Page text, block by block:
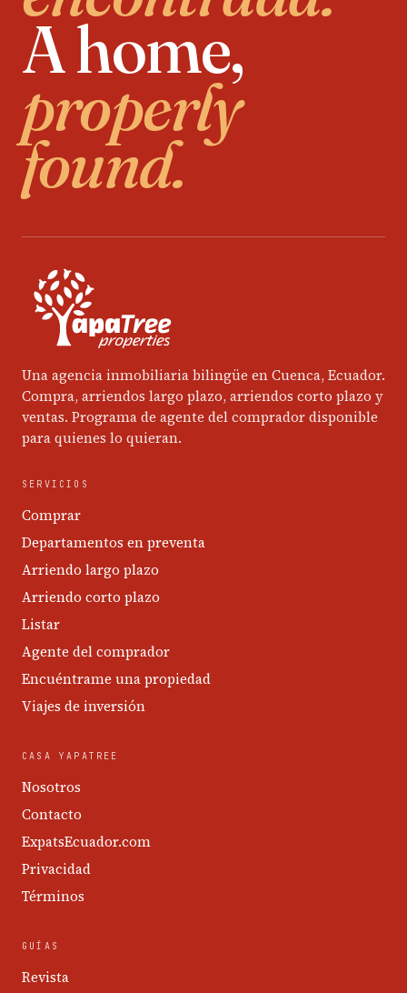
A home,
properly
found.
Una agencia inmobiliaria bilingüe en Cuenca, Ecuador.
Compra, arriendos largo plazo, arriendos corto plazo y
ventas. Programa de agente del comprador disponible
para quienes lo quieran.
SERVICIOS
Comprar
Departamentos en preventa
Arriendo largo plazo
Arriendo corto plazo
Listar
Agente del comprador
Encuéntrame una propiedad
Viajes de inversión
CASA YAPATREE
Nosotros
Contacto
ExpatsEcuador.com
Privacidad
Términos
GUÍAS
Revista